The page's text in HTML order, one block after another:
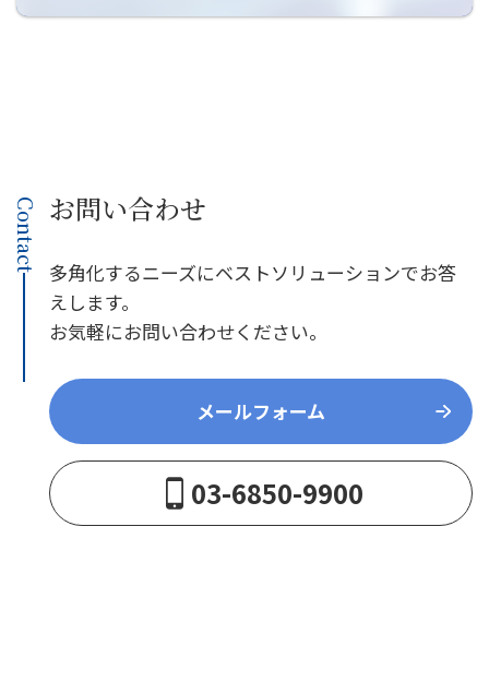
お問い合わせ
Contact
多角化するニーズにベストソリューションでお答
えします。
お気軽にお問い合わせください。
メールフォーム
03-6850-9900